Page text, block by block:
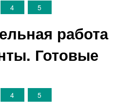
4 5
работа
Готовые
4 5